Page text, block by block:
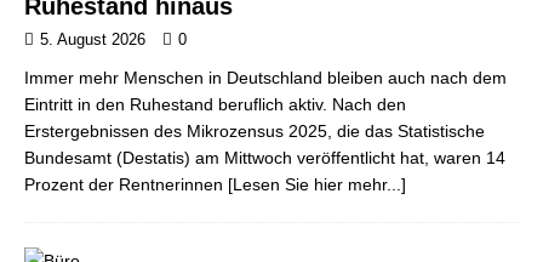
Ruhestand hinaus
5. August 2026 0
Immer mehr Menschen in Deutschland bleiben auch nach dem
Eintritt in den Ruhestand beruflich aktiv. Nach den
Erstergebnissen des Mikrozensus 2025, die das Statistische
Bundesamt (Destatis) am Mittwoch veröffentlicht hat, waren 14
Prozent der Rentnerinnen [Lesen Sie hier mehr...]